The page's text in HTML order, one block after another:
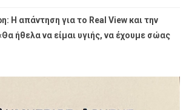
Η απάντηση για το Real View και την
ήθελα να είμαι υγιής, να έχουμε σώας